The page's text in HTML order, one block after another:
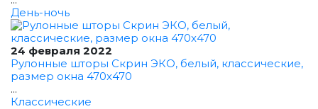
День-ночь
24 февраля 2022
Рулонные шторы Скрин ЭКО, белый, классические,
размер окна 470x470
...
Классические